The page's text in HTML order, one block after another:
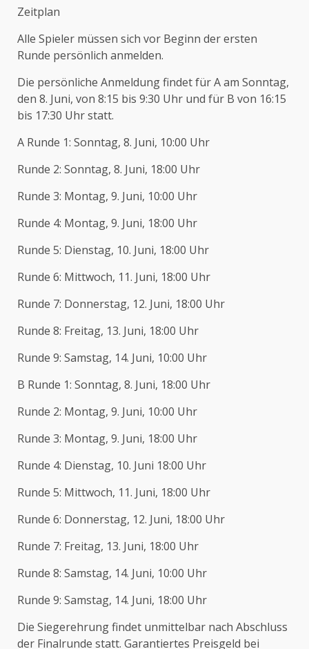
Zeitplan
Alle Spieler müssen sich vor Beginn der ersten
Runde persönlich anmelden.
Die persönliche Anmeldung findet für A am Sonntag,
den 8. Juni, von 8:15 bis 9:30 Uhr und für B von 16:15
bis 17:30 Uhr statt.
A Runde 1: Sonntag, 8. Juni, 10:00 Uhr
Runde 2: Sonntag, 8. Juni, 18:00 Uhr
Runde 3: Montag, 9. Juni, 10:00 Uhr
Runde 4: Montag, 9. Juni, 18:00 Uhr
Runde 5: Dienstag, 10. Juni, 18:00 Uhr
Runde 6: Mittwoch, 11. Juni, 18:00 Uhr
Runde 7: Donnerstag, 12. Juni, 18:00 Uhr
Runde 8: Freitag, 13. Juni, 18:00 Uhr
Runde 9: Samstag, 14. Juni, 10:00 Uhr
B Runde 1: Sonntag, 8. Juni, 18:00 Uhr
Runde 2: Montag, 9. Juni, 10:00 Uhr
Runde 3: Montag, 9. Juni, 18:00 Uhr
Runde 4: Dienstag, 10. Juni 18:00 Uhr
Runde 5: Mittwoch, 11. Juni, 18:00 Uhr
Runde 6: Donnerstag, 12. Juni, 18:00 Uhr
Runde 7: Freitag, 13. Juni, 18:00 Uhr
Runde 8: Samstag, 14. Juni, 10:00 Uhr
Runde 9: Samstag, 14. Juni, 18:00 Uhr
Die Siegerehrung findet unmittelbar nach Abschluss
der Finalrunde statt. Garantiertes Preisgeld bei